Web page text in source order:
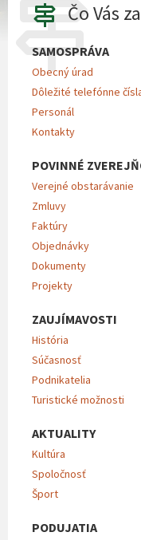
Čo Vás
SAMOSPRÁVA
Obecný úrad
Dôležité telefónne
Personál
Kontakty
POVINNÉ
Verejné obstarávanie
Zmluvy
Faktúry
Objednávky
Dokumenty
Projekty
ZAUJÍMAVOSTI
História
Súčasnosť
Podnikatelia
Turistické možnosti
AKTUALITY
Kultúra
Spoločnosť
Šport
PODUJATIA